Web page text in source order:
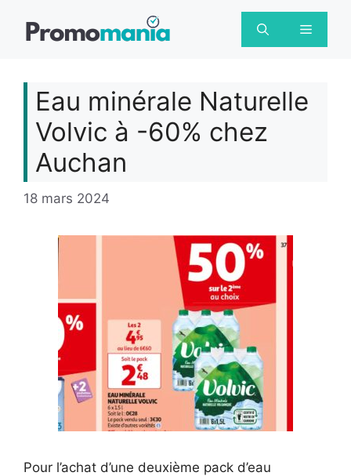
Menu
Eau minérale Naturelle
Volvic à -60% chez
Auchan
18 mars 2024
Pour l’achat d’une deuxième pack d’eau